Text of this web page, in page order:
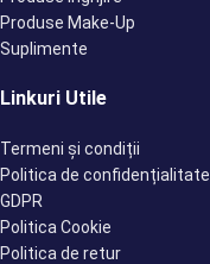
Produse Make-Up
Suplimente
Linkuri Utile
Termeni și condiții
Politica de confidențialitate
GDPR
Politica Cookie
Politica de retur